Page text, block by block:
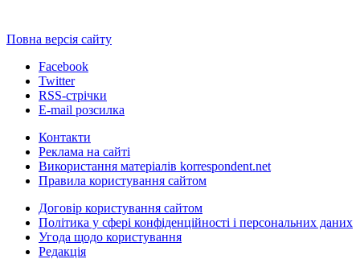
Повна версія сайту
Facebook
Twitter
RSS-стрічки
E-mail розсилка
Контакти
Реклама на сайті
Використання матеріалів korrespondent.net
Правила користування сайтом
Договір користування сайтом
Політика у сфері конфіденційності і персональних даних
Угода щодо користування
Редакція